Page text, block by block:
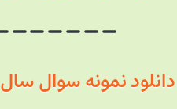
دانلود نمونه سوال سال 1401 +پاسخ